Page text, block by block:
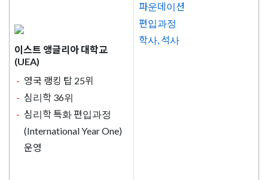
이스트 앵글리아 대학교
(UEA)
영국 랭킹 탑 25위
심리학 36위
심리학 특화 편입과정
(International Year One)
운영
파운데이션
편입과정
학사, 석사